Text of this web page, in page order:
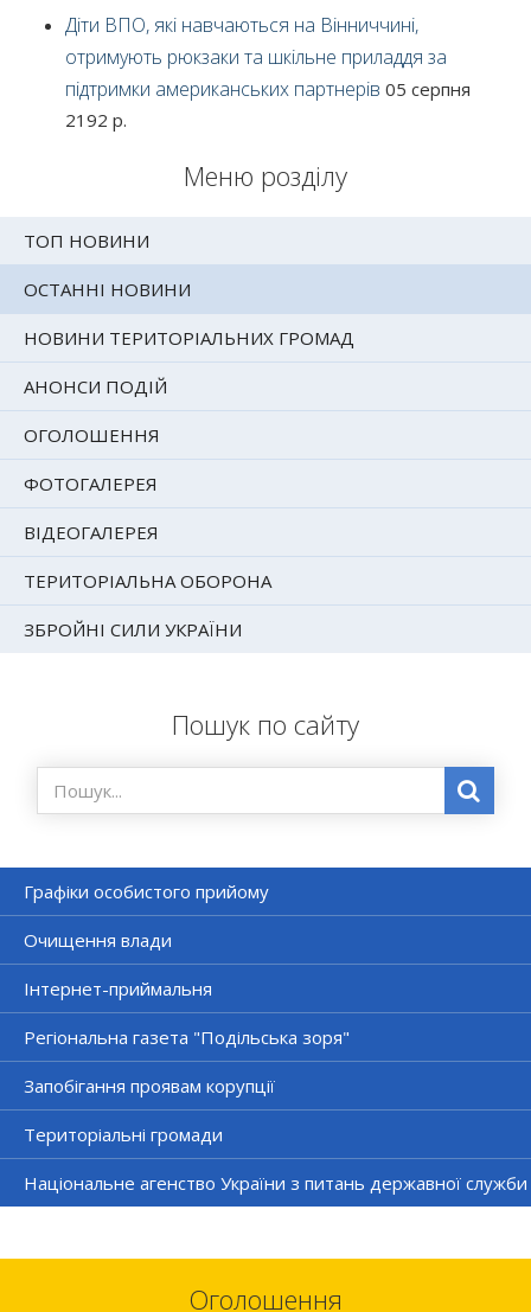
Меню розділу
ТОП НОВИНИ
ОСТАННІ НОВИНИ
НОВИНИ ТЕРИТОРІАЛЬНИХ ГРОМАД
АНОНСИ ПОДІЙ
ОГОЛОШЕННЯ
ФОТОГАЛЕРЕЯ
ВІДЕОГАЛЕРЕЯ
ТЕРИТОРІАЛЬНА ОБОРОНА
ЗБРОЙНІ СИЛИ УКРАЇНИ
Пошук по сайту
Графіки особистого прийому
Очищення влади
Інтернет-приймальня
Регіональна газета "Подільська зоря"
Запобігання проявам корупції
Територіальні громади
Національне агенство України з питань державної служби
Оголошення
Діти ВПО, які навчаються на Вінниччині,
отримують рюкзаки та шкільне приладдя за
підтримки американських партнерів 05 серпня
2192 р.